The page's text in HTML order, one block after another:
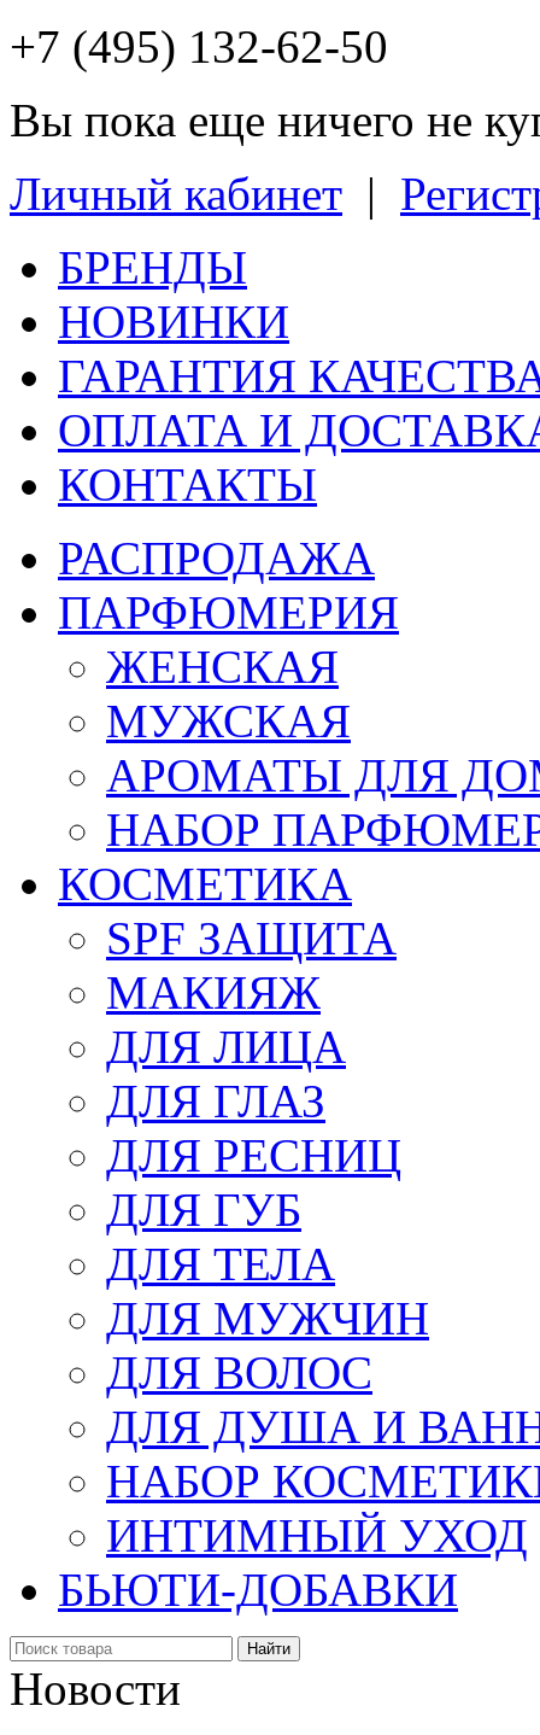
+7 (495) 132-62-50
Вы пока еще ничего не
Личный кабинет |
БРЕНДЫ
НОВИНКИ
ГАРАНТИЯ
ОПЛАТА И
КОНТАКТЫ
РАСПРОДАЖА
ПАРФЮМЕРИЯ
ЖЕНСКАЯ
МУЖСКАЯ
АРОМАТЫ ДЛЯ
НАБОР
КОСМЕТИКА
SPF ЗАЩИТА
МАКИЯЖ
ДЛЯ ЛИЦА
ДЛЯ ГЛАЗ
ДЛЯ РЕСНИЦ
ДЛЯ ГУБ
ДЛЯ ТЕЛА
ДЛЯ МУЖЧИН
ДЛЯ ВОЛОС
ДЛЯ ДУША И
НАБОР
ИНТИМНЫЙ УХОД
БЬЮТИ-ДОБАВКИ
Найти
Новости